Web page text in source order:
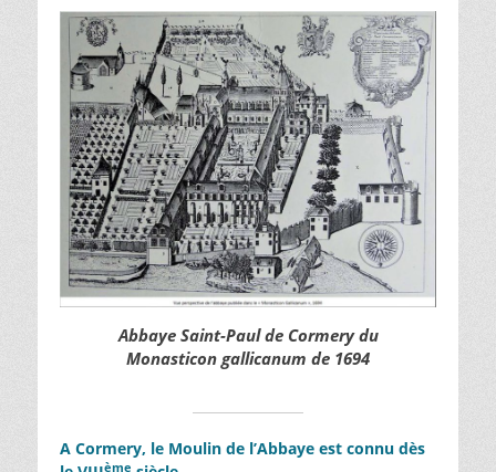
Abbaye Saint-Paul de Cormery du
Monasticon gallicanum de 1694
A Cormery, le Moulin de l’Abbaye est connu dès
ème